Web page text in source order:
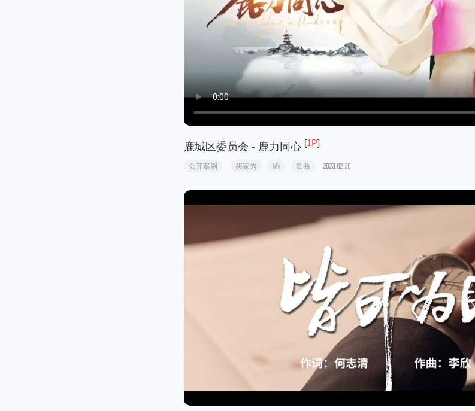
鹿城区委员会 - 鹿力同心 [1P]
公开案例 买家秀 MV 歌曲 2023.02.20